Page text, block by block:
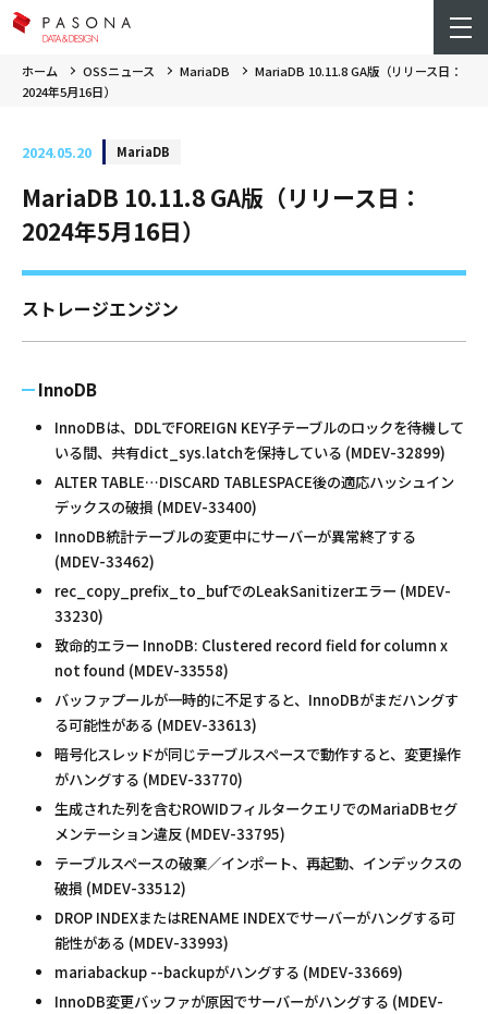
ホーム OSSニュース MariaDB
MariaDB 10.11.8 GA版（リリース日：
2024年5月16日）
2024.05.20 MariaDB
MariaDB 10.11.8 GA版（リリース日：
2024年5月16日）
ストレージエンジン
InnoDB
InnoDBは、DDLでFOREIGN KEY子テーブルのロックを待機して
いる間、共有dict_sys.latchを保持している (MDEV-32899)
ALTER TABLE…DISCARD TABLESPACE後の適応ハッシュイン
デックスの破損 (MDEV-33400)
InnoDB統計テーブルの変更中にサーバーが異常終了する
(MDEV-33462)
rec_copy_prefix_to_bufでのLeakSanitizerエラー (MDEV-
33230)
致命的エラー InnoDB: Clustered record field for column x
not found (MDEV-33558)
バッファプールが一時的に不足すると、InnoDBがまだハングす
る可能性がある (MDEV-33613)
暗号化スレッドが同じテーブルスペースで動作すると、変更操作
がハングする (MDEV-33770)
生成された列を含むROWIDフィルタークエリでのMariaDBセグ
メンテーション違反 (MDEV-33795)
テーブルスペースの破棄／インポート、再起動、インデックスの
破損 (MDEV-33512)
DROP INDEXまたはRENAME INDEXでサーバーがハングする可
能性がある (MDEV-33993)
mariabackup --backupがハングする (MDEV-33669)
InnoDB変更バッファが原因でサーバーがハングする (MDEV-